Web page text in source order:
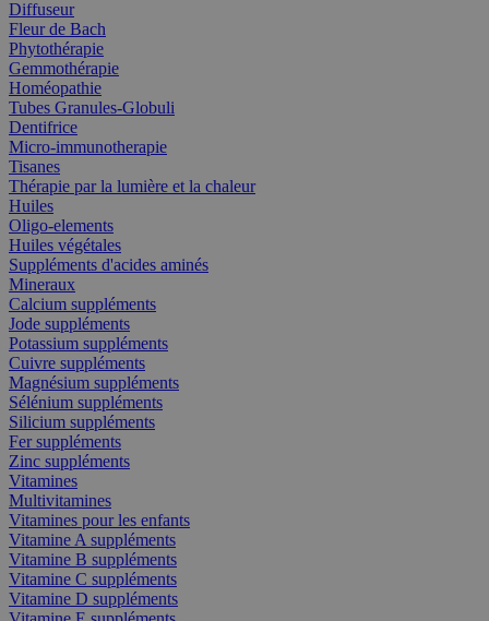
Diffuseur
Fleur de Bach
Phytothérapie
Gemmothérapie
Homéopathie
Tubes Granules-Globuli
Dentifrice
Micro-immunotherapie
Tisanes
Thérapie par la lumière et la chaleur
Huiles
Oligo-elements
Huiles végétales
Suppléments d'acides aminés
Mineraux
Calcium suppléments
Jode suppléments
Potassium suppléments
Cuivre suppléments
Magnésium suppléments
Sélénium suppléments
Silicium suppléments
Fer suppléments
Zinc suppléments
Vitamines
Multivitamines
Vitamines pour les enfants
Vitamine A suppléments
Vitamine B suppléments
Vitamine C suppléments
Vitamine D suppléments